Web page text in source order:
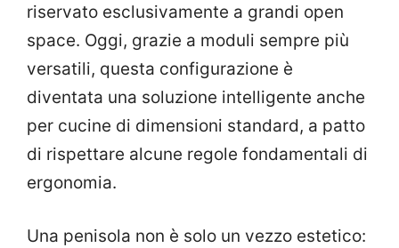
riservato esclusivamente a grandi open
space. Oggi, grazie a moduli sempre più
versatili, questa configurazione è
diventata una soluzione intelligente anche
per cucine di dimensioni standard, a patto
di rispettare alcune regole fondamentali di
ergonomia.
Una penisola non è solo un vezzo estetico: